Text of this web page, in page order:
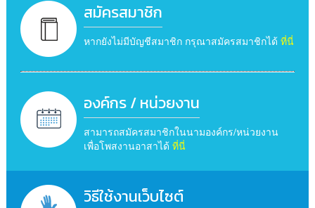
สมัครสมาชิก
หากยังไม่มีบัญชีสมาชิก กรุณาสมัครสมาชิกได้ ที่นี่
องค์กร / หน่วยงาน
สามารถสมัครสมาชิกในนามองค์กร/หน่วยงาน
เพื่อโพสงานอาสาได้ ที่นี่
วิธีใช้งานเว็บไซต์